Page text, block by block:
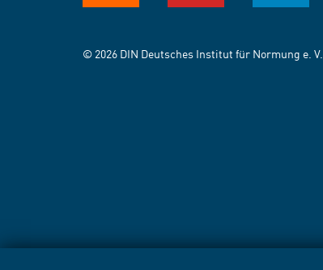
© 2026 DIN Deutsches Institut für Normung e. V.